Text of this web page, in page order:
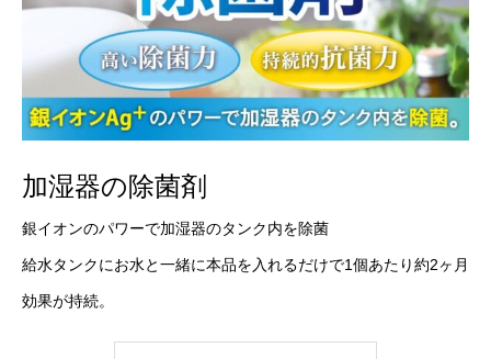
加湿器の除菌剤
銀イオンのパワーで加湿器のタンク内を除菌
給水タンクにお水と一緒に本品を入れるだけで1個あたり約2ヶ月
効果が持続。